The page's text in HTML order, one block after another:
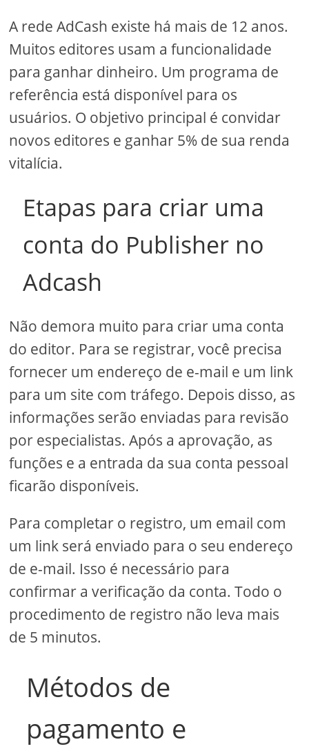
A rede AdCash existe há mais de 12 anos.
Muitos editores usam a funcionalidade
para ganhar dinheiro. Um programa de
referência está disponível para os
usuários. O objetivo principal é convidar
novos editores e ganhar 5% de sua renda
vitalícia.
Etapas para criar uma
conta do Publisher no
Adcash
Não demora muito para criar uma conta
do editor. Para se registrar, você precisa
fornecer um endereço de e-mail e um link
para um site com tráfego. Depois disso, as
informações serão enviadas para revisão
por especialistas. Após a aprovação, as
funções e a entrada da sua conta pessoal
ficarão disponíveis.
Para completar o registro, um email com
um link será enviado para o seu endereço
de e-mail. Isso é necessário para
confirmar a verificação da conta. Todo o
procedimento de registro não leva mais
de 5 minutos.
Métodos de
pagamento e